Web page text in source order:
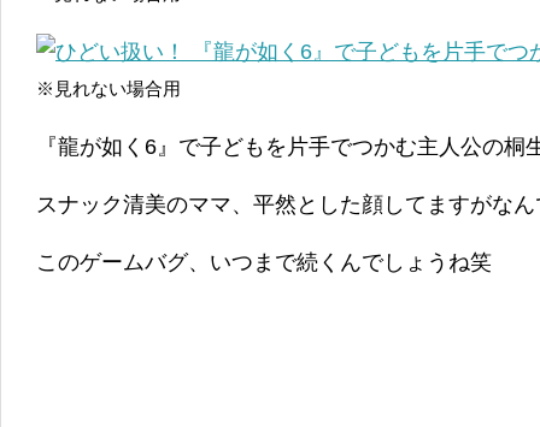
※見れない場合用
『龍が如く6』で子どもを片手でつかむ主人公の桐
スナック清美のママ、平然とした顔してますがな
このゲームバグ、いつまで続くんでしょうね笑